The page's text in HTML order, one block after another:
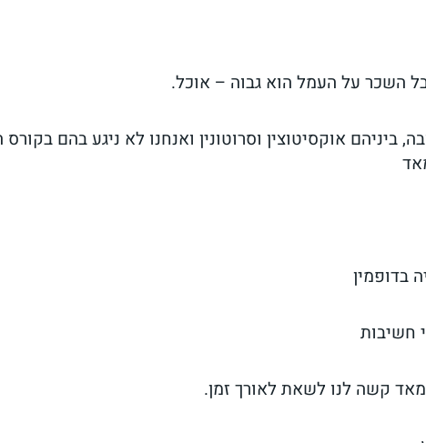
השכר על העמל הוא גבוה – אוכל.
אוקסיטוצין וסרוטונין ואנחנו לא ניגע בהם
בדופמין
חשיבות
קשה לנו לשאת לאורך זמן.